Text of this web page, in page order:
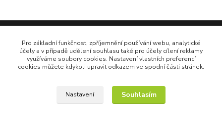
Pro základní funkčnost, zpříjemnění používání webu, analytické
účely a v případě udělení souhlasu také pro účely cílení reklamy
využíváme soubory cookies. Nastavení vlastních preferencí
cookies můžete kdykoli upravit odkazem ve spodní části stránek.
Nastavení Souhlasím